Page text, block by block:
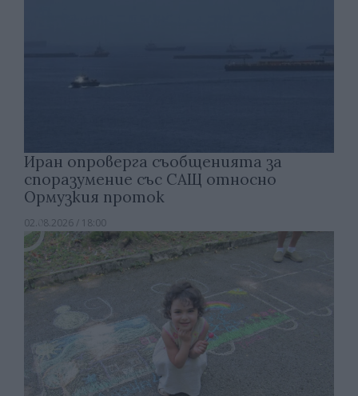
Иран опроверга съобщенията за
споразумение със САЩ относно
Ормузкия проток
02.08.2026 / 18:00